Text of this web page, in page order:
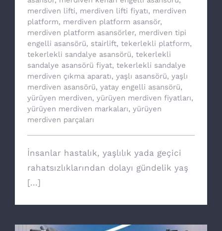
merdiven lifti, merdiven lifti fiyatı, merdiven
platform, merdiven platform asansör,
merdiven platform asansörler, merdiven tipi
engelli asansörü, stairlift, tekerlekli platform,
tekerlekli sandalye asansörü, tekerlekli
sandalye asansörü fiyat, tekerlekli sandalye
merdiven çıkma aparatı, yaşlı asansörü, yaşlı
merdiven asansörü, yatay engelli asansörü,
yürüyen merdiven, yürüyen merdiven fiyatları,
yürüyen merdiven markaları, yürüyen
merdiven parçaları
İnsanlar hastalık, yaşlılık yada geçici
rahatsızlıklarından dolayı gündelik yaş
[...]